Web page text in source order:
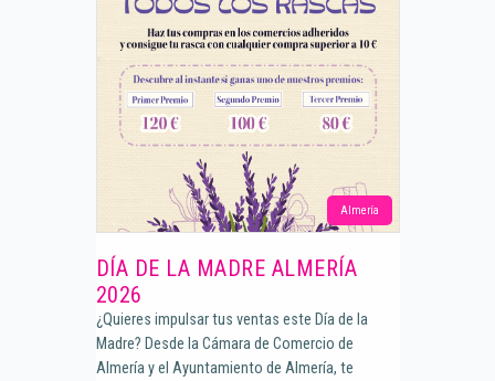
Almería
DÍA DE LA MADRE ALMERÍA
2026
¿Quieres impulsar tus ventas este Día de la
Madre? Desde la Cámara de Comercio de
Almería y el Ayuntamiento de Almería, te